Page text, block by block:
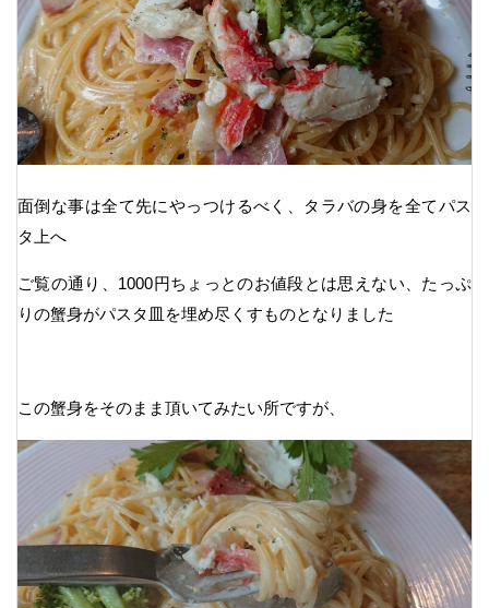
面倒な事は全て先にやっつけるべく、タラバの身を全てパス
タ上へ
ご覧の通り、1000円ちょっとのお値段とは思えない、たっぷ
りの蟹身がパスタ皿を埋め尽くすものとなりました
この蟹身をそのまま頂いてみたい所ですが、